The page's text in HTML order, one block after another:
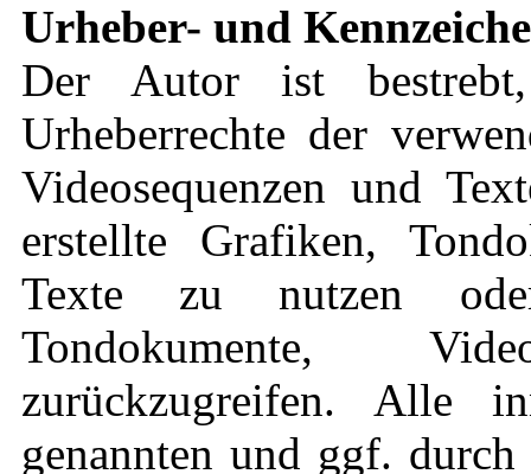
Urheber- und
Der Autor ist
Urheberrechte der
Videosequenzen und
erstellte Grafiken,
Texte zu nutzen
Tondokumente,
zurückzugreifen. Alle
genannten und ggf.